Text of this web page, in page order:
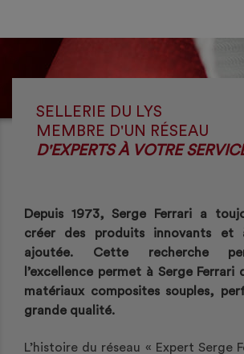
SELLERIE DU LYS
MEMBRE D'UN RÉSEAU
D'EXPERTS À VOTRE
Depuis 1973, Serge Ferrari a
créer des produits innovants et
ajoutée. Cette recherche
l’excellence permet à Serge Ferrari
matériaux composites souples,
grande qualité.
L’histoire du réseau « Expert Serge